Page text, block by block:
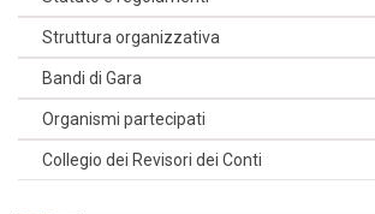
Struttura organizzativa
Bandi di Gara
Organismi partecipati
Collegio dei Revisori dei Conti